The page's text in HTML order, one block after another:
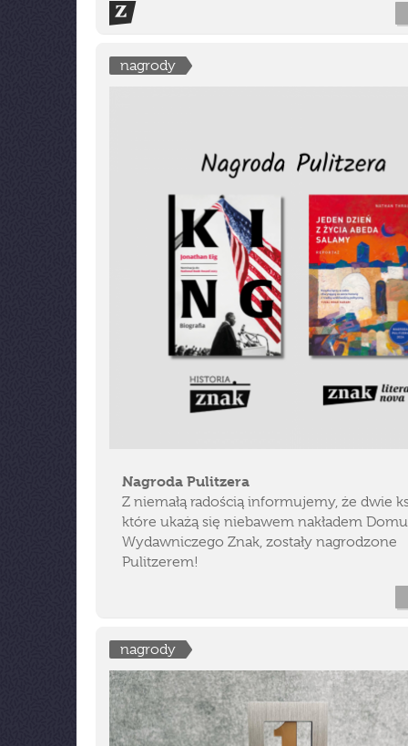
nagrody
Nagroda Pulitzera
Z niemałą radością informujemy, że dwie
które ukażą się niebawem nakładem Domu
Wydawniczego Znak, zostały nagrodzone
Pulitzerem!
nagrody